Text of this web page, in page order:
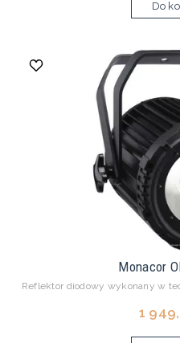
Do
Monacor
Reflektor diodowy wykonany w
1